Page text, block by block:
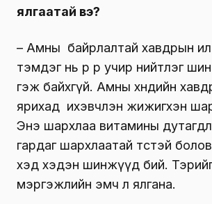
ялгаатай вэ?
– Амны байрлалтай хавдрын
тэмдэг нь өөр өөр учир нийтлэг
гэж байхгүй. Амны хөндийн
ярихад ихэвчлэн жижигхэн
Энэ шархлаа витамины
гардаг шархлаатай төстэй
хэд хэдэн шинжүүд бий.
мэргэжлийн эмч л ялгана.